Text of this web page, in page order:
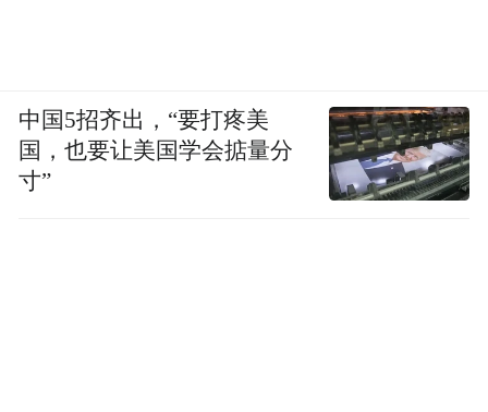
中国5招齐出，“要打疼美
国，也要让美国学会掂量分
寸”